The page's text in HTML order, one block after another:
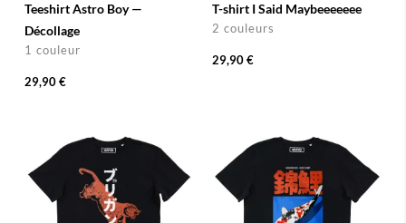
Teeshirt Astro Boy —
Décollage
1 couleur
29,90 €
T-shirt I Said Maybeeeeeee
2 couleurs
29,90 €